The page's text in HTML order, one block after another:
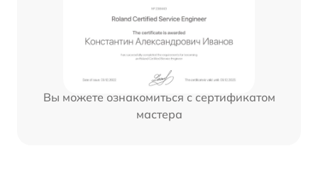
Вы можете ознакомиться с сертификатом
мастера